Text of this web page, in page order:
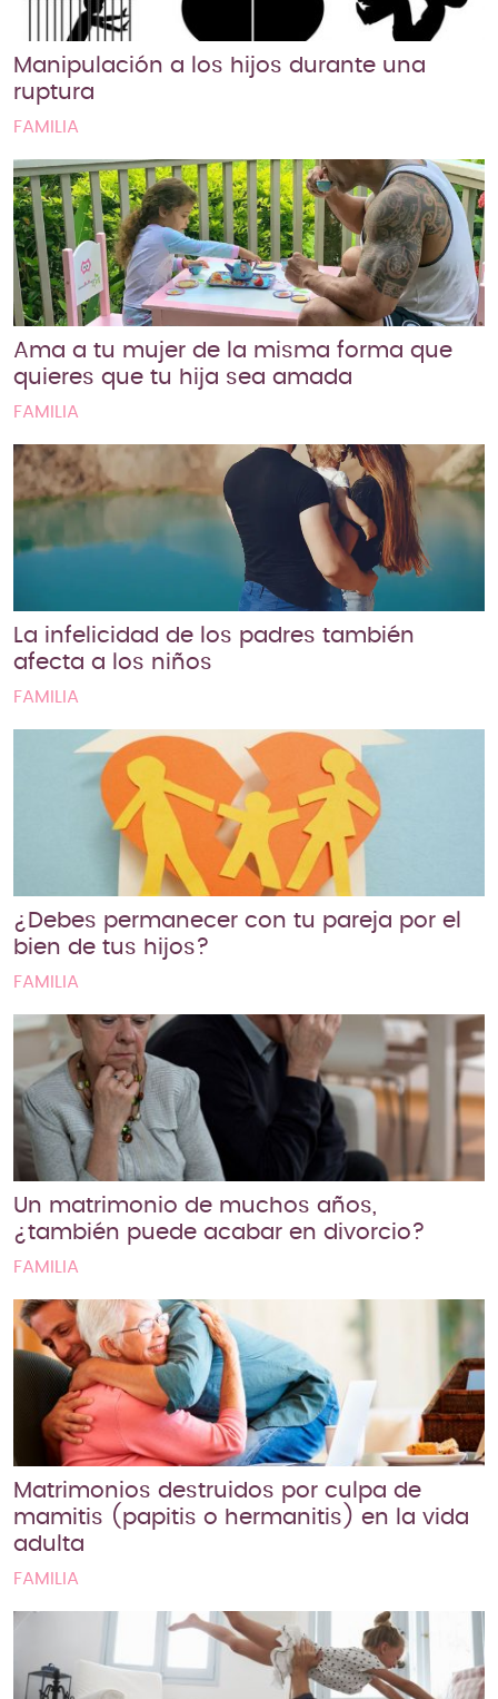
Manipulación a los hijos durante una
ruptura
FAMILIA
Ama a tu mujer de la misma forma que
quieres que tu hija sea amada
FAMILIA
La infelicidad de los padres también
afecta a los niños
FAMILIA
¿Debes permanecer con tu pareja por el
bien de tus hijos?
FAMILIA
Un matrimonio de muchos años,
¿también puede acabar en divorcio?
FAMILIA
Matrimonios destruidos por culpa de
mamitis (papitis o hermanitis) en la vida
adulta
FAMILIA